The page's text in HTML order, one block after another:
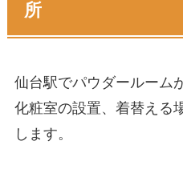
所
仙台駅でパウダールーム
化粧室の設置、着替える
します。